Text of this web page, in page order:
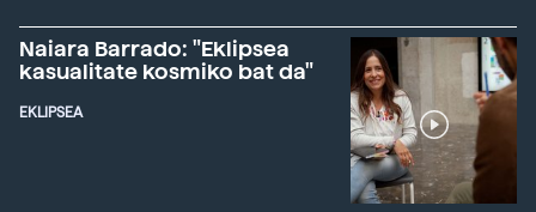
Naiara Barrado: "Eklipsea
kasualitate kosmiko bat da"
EKLIPSEA